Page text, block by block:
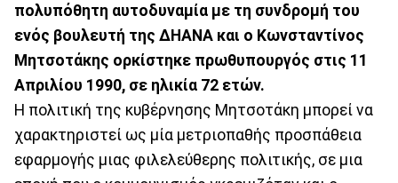
πολυπόθητη αυτοδυναμία με τη συνδρομή του
ενός βουλευτή της ΔΗΑΝΑ και ο Κωνσταντίνος
Μητσοτάκης ορκίστηκε πρωθυπουργός στις 11
Απριλίου 1990, σε ηλικία 72 ετών.
Η πολιτική της κυβέρνησης Μητσοτάκη μπορεί να
χαρακτηριστεί ως μία μετριοπαθής προσπάθεια
εφαρμογής μιας φιλελεύθερης πολιτικής, σε μια